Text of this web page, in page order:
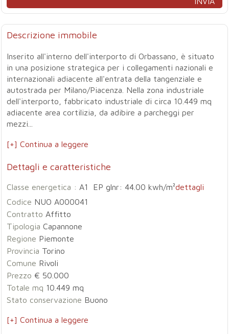
Descrizione immobile
Inserito all'interno dell'interporto di Orbassano, è situato
in una posizione strategica per i collegamenti nazionali e
internazionali adiacente all'entrata della tangenziale e
autostrada per Milano/Piacenza. Nella zona industriale
dell'interporto, fabbricato industriale di circa 10.449 mq
adiacente area cortilizia, da adibire a parcheggi per
mezzi...
[+] Continua a leggere
Dettagli e caratteristiche
Classe energetica : A1 EP glnr: 44.00 kwh/m²dettagli
Codice NUO A000041
Contratto Affitto
Tipologia Capannone
Regione Piemonte
Provincia Torino
Comune Rivoli
Prezzo € 50.000
Totale mq 10.449 mq
Stato conservazione Buono
[+] Continua a leggere